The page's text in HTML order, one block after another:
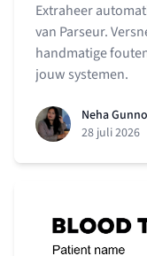
Extraheer
van Parseur.
handmatige
jouw systemen.
Neha
28 juli 2026